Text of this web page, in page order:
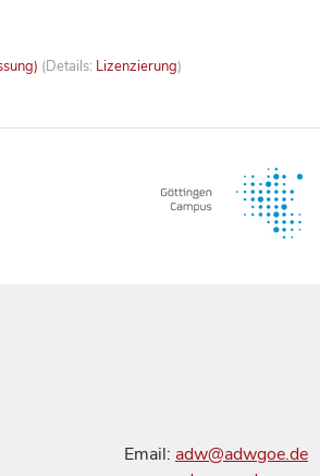
(Details: Lizenzierung)
Email: adw@adwgoe.de